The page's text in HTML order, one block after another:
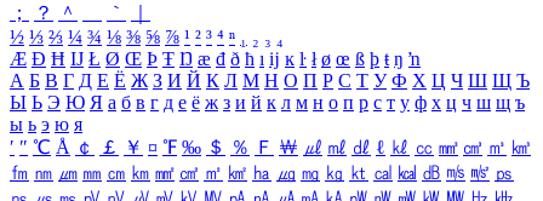
；
？ ＾ ｀
½ ⅓ ⅔ ¼ ¾ ⅛ ⅜ ⅝ ⅞ ¹ ² ³ ⁴ ⁿ ₁ ₂ ₃ ₄
Æ Ð Ħ Ĳ Ł Ø Œ Þ Ŧ Ŋ æ đ ð ħ ı ĳ ĸ ŀ ł ø œ ß þ ŧ ŋ ŉ
А Б В Г Д Е Ё Ж З И Й К Л М Н О П Р С Т У Ф Х Ц Ч Ш Щ Ъ
Ы Ь Э Ю Я а б в г д е ё ж з и й к л м н о п р с т у ф х ц ч ш щ ъ
ы ь э ю я
′ ″ ℃ Å ￠ ￡ ￥ ¤ ℉ ‰ ＄ ％ Ｆ ￦ ㎕ ㎖ ㎗ ℓ ㎘ ㏄ ㎣ ㎤ ㎥ ㎦
㎙ ㎚ ㎛ ㎜ ㎝ ㎞ ㎟ ㎠ ㎡ ㎢ ㏊ ㎍ ㎎ ㎏ ㏏ ㎈ ㎉ ㏈ ㎧ ㎨ ㎰